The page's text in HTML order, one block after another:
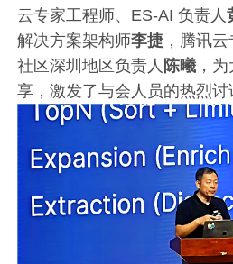
云专家工程师、ES-AI 负责人
解决方案架构师李捷 ，腾讯
社区深圳地区负责人 陈曦 ，
享，激发了与会人员的热烈讨